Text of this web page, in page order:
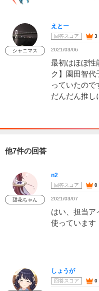
シャニマス
えとー
回答スコア 3
2021/03/06
最初はほぼ性
ク】園田智代
っていたので
だんだん推し
他7件の回答
甜花ちゃん
n2
回答スコア 0
2021/03/07
はい、担当ア
使っています
しょうが
回答スコア 0